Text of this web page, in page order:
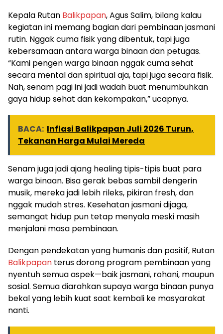
Kepala Rutan Balikpapan, Agus Salim, bilang kalau
kegiatan ini memang bagian dari pembinaan jasmani
rutin. Nggak cuma fisik yang dibentuk, tapi juga
kebersamaan antara warga binaan dan petugas.
“Kami pengen warga binaan nggak cuma sehat
secara mental dan spiritual aja, tapi juga secara fisik.
Nah, senam pagi ini jadi wadah buat menumbuhkan
gaya hidup sehat dan kekompakan,” ucapnya.
BACA: Inflasi Balikpapan Juli 2026 Turun,
Tekanan Harga Mulai Mereda
Senam juga jadi ajang healing tipis-tipis buat para
warga binaan. Bisa gerak bebas sambil dengerin
musik, mereka jadi lebih rileks, pikiran fresh, dan
nggak mudah stres. Kesehatan jasmani dijaga,
semangat hidup pun tetap menyala meski masih
menjalani masa pembinaan.
Dengan pendekatan yang humanis dan positif, Rutan
Balikpapan terus dorong program pembinaan yang
nyentuh semua aspek—baik jasmani, rohani, maupun
sosial. Semua diarahkan supaya warga binaan punya
bekal yang lebih kuat saat kembali ke masyarakat
nanti.